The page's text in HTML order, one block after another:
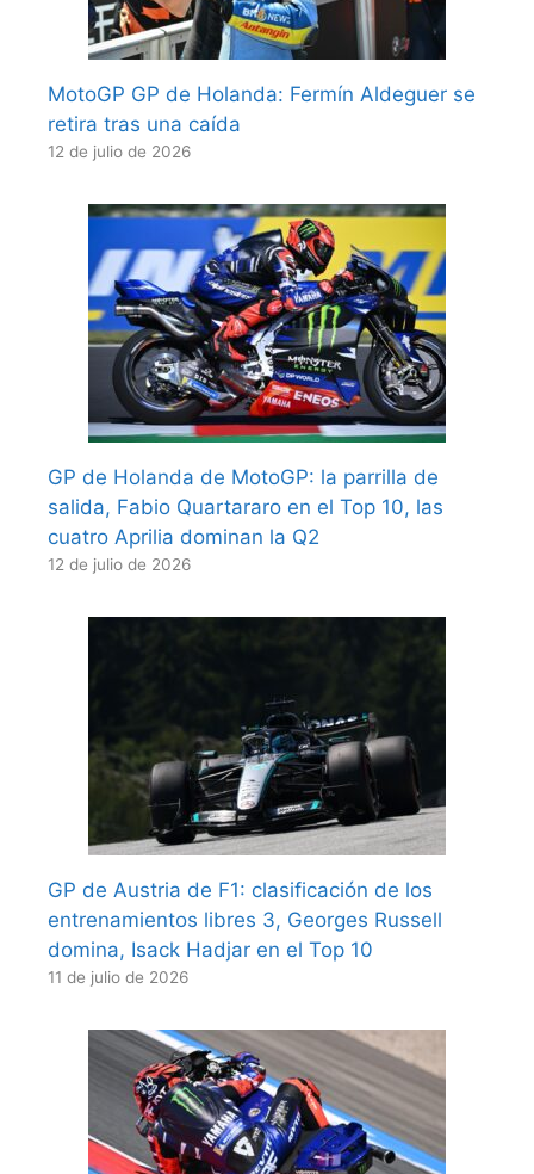
MotoGP GP de Holanda: Fermín Aldeguer se
retira tras una caída
12 de julio de 2026
GP de Holanda de MotoGP: la parrilla de
salida, Fabio Quartararo en el Top 10, las
cuatro Aprilia dominan la Q2
12 de julio de 2026
GP de Austria de F1: clasificación de los
entrenamientos libres 3, Georges Russell
domina, Isack Hadjar en el Top 10
11 de julio de 2026